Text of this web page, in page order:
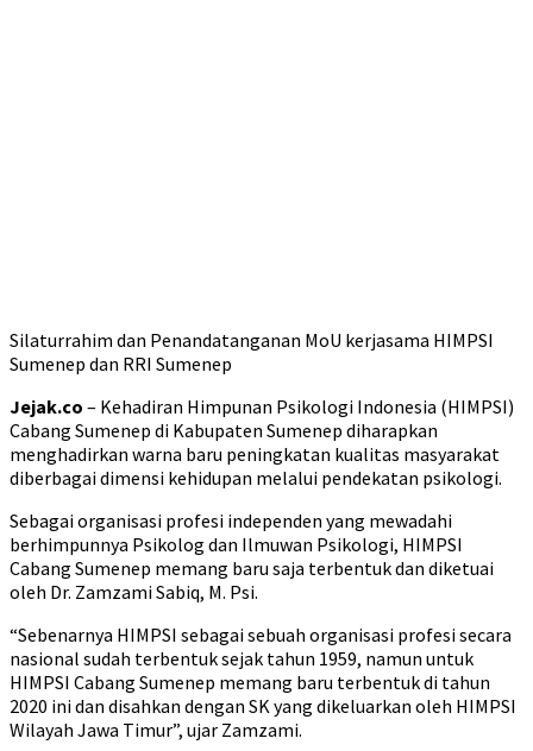
Silaturrahim dan Penandatanganan MoU kerjasama HIMPSI
Sumenep dan RRI Sumenep
Jejak.co – Kehadiran Himpunan Psikologi Indonesia (HIMPSI)
Cabang Sumenep di Kabupaten Sumenep diharapkan
menghadirkan warna baru peningkatan kualitas masyarakat
diberbagai dimensi kehidupan melalui pendekatan psikologi.
Sebagai organisasi profesi independen yang mewadahi
berhimpunnya Psikolog dan Ilmuwan Psikologi, HIMPSI
Cabang Sumenep memang baru saja terbentuk dan diketuai
oleh Dr. Zamzami Sabiq, M. Psi.
“Sebenarnya HIMPSI sebagai sebuah organisasi profesi secara
nasional sudah terbentuk sejak tahun 1959, namun untuk
HIMPSI Cabang Sumenep memang baru terbentuk di tahun
2020 ini dan disahkan dengan SK yang dikeluarkan oleh HIMPSI
Wilayah Jawa Timur”, ujar Zamzami.